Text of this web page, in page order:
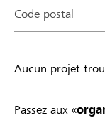
Code postal
Aucun projet
Passez aux «